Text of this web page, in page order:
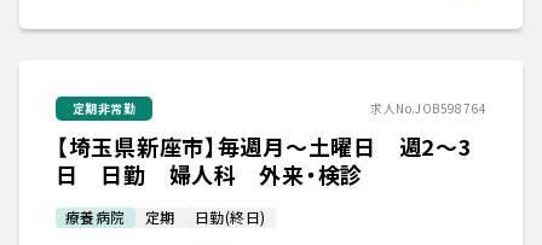
定期非常勤 求人No.JOB598764
【埼玉県新座市】毎週月～土曜日 週2～3
日 日勤 婦人科 外来・検診
療養病院 定期 日勤(終日)